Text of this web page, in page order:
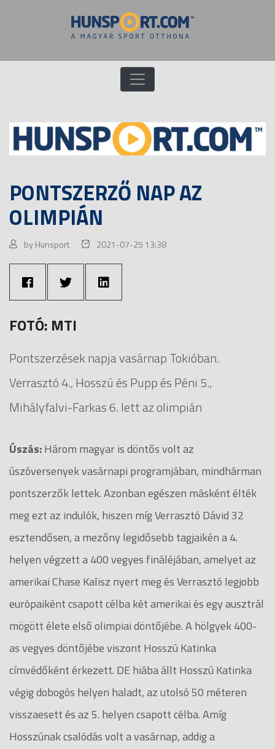
PONTSZERZŐ NAP AZ
OLIMPIÁN
by Hunsport 2021-07-25 13:38
FOTÓ: MTI
Pontszerzések napja vasárnap Tokióban.
Verrasztó 4., Hosszú és Pupp és Péni 5.,
Mihályfalvi-Farkas 6. lett az olimpián
Úszás:Három magyar is döntős volt az
úszóversenyek vasárnapi programjában, mindhárman
pontszerzők lettek. Azonban egészen másként élték
meg ezt az indulók, hiszen míg Verrasztó Dávid 32
esztendősen, a mezőny legidősebb tagjaikén a 4.
helyen végzett a 400 vegyes fináléjában, amelyet az
amerikai Chase Kalisz nyert meg és Verrasztó legjobb
európaiként csapott célba két amerikai és egy ausztrál
mögött élete első olimpiai döntőjébe. A hölgyek 400-
as vegyes döntőjébe viszont Hosszú Katinka
címvédőként érkezett. DE hiába állt Hosszú Katinka
végig dobogós helyen haladt, az utolsó 50 méteren
visszaesett és az 5. helyen csapott célba. Amíg
Hosszúnak csalódás volt a vasárnap, addig a